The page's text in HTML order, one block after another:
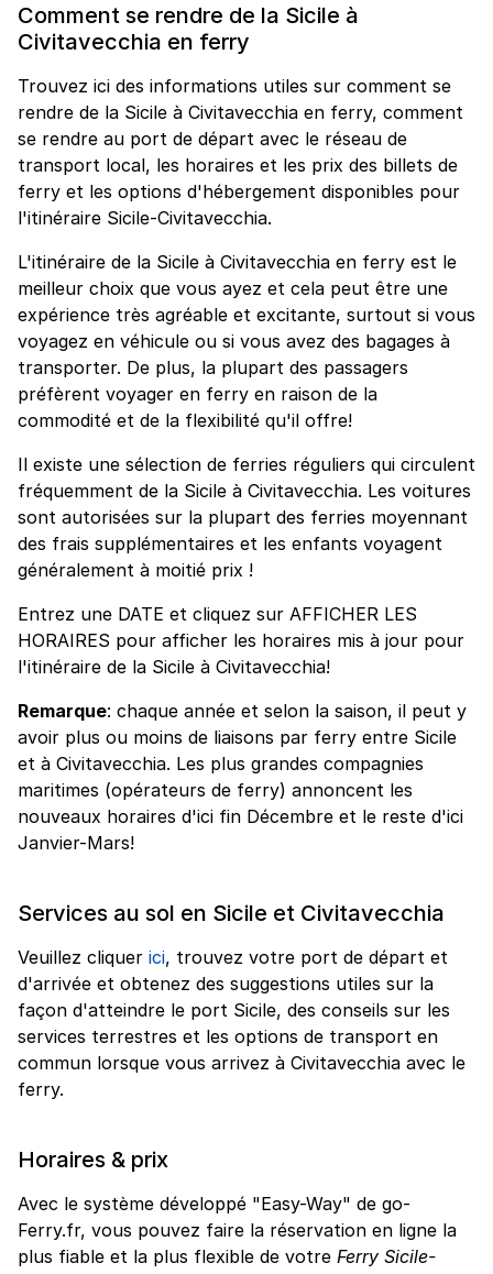
Comment se rendre de la Sicile à
Civitavecchia en ferry
Trouvez ici des informations utiles sur comment se
rendre de la Sicile à Civitavecchia en ferry, comment
se rendre au port de départ avec le réseau de
transport local, les horaires et les prix des billets de
ferry et les options d'hébergement disponibles pour
l'itinéraire Sicile-Civitavecchia.
L'itinéraire de la Sicile à Civitavecchia en ferry est le
meilleur choix que vous ayez et cela peut être une
expérience très agréable et excitante, surtout si vous
voyagez en véhicule ou si vous avez des bagages à
transporter. De plus, la plupart des passagers
préfèrent voyager en ferry en raison de la
commodité et de la flexibilité qu'il offre!
Il existe une sélection de ferries réguliers qui circulent
fréquemment de la Sicile à Civitavecchia. Les voitures
sont autorisées sur la plupart des ferries moyennant
des frais supplémentaires et les enfants voyagent
généralement à moitié prix !
Entrez une DATE et cliquez sur AFFICHER LES
HORAIRES pour afficher les horaires mis à jour pour
l'itinéraire de la Sicile à Civitavecchia!
Remarque: chaque année et selon la saison, il peut y
avoir plus ou moins de liaisons par ferry entre Sicile
et à Civitavecchia. Les plus grandes compagnies
maritimes (opérateurs de ferry) annoncent les
nouveaux horaires d'ici fin Décembre et le reste d'ici
Janvier-Mars!
Services au sol en Sicile et Civitavecchia
Veuillez cliquer ici, trouvez votre port de départ et
d'arrivée et obtenez des suggestions utiles sur la
façon d'atteindre le port Sicile, des conseils sur les
services terrestres et les options de transport en
commun lorsque vous arrivez à Civitavecchia avec le
ferry.
Horaires & prix
Avec le système développé "Easy-Way" de go-
Ferry.fr, vous pouvez faire la réservation en ligne la
plus fiable et la plus flexible de votre Ferry Sicile-